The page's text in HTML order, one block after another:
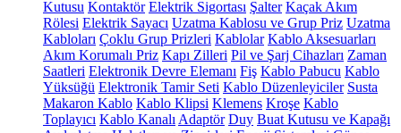
Kutusu Kontaktör Elektrik Sigortası Şalter Kaçak Akım
Rölesi Elektrik Sayacı Uzatma Kablosu ve Grup Priz Uzatma
Kabloları Çoklu Grup Prizleri Kablolar Kablo Aksesuarları
Akım Korumalı Priz Kapı Zilleri Pil ve Şarj Cihazları Zaman
Saatleri Elektronik Devre Elemanı Fiş Kablo Pabucu Kablo
Yüksüğü Elektronik Tamir Seti Kablo Düzenleyiciler Susta
Makaron Kablo Kablo Klipsi Klemens Kroşe Kablo
Toplayıcı Kablo Kanalı Adaptör Duy Buat Kutusu ve Kapağı